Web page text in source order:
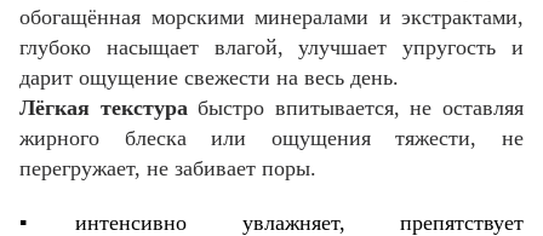
обогащённая морскими минералами и экстрактами,
глубоко насыщает влагой, улучшает упругость и
дарит ощущение свежести на весь день.
Лёгкая текстура быстро впитывается, не оставляя
жирного блеска или ощущения тяжести, не
перегружает, не забивает поры.
▪️интенсивно увлажняет, препятствует